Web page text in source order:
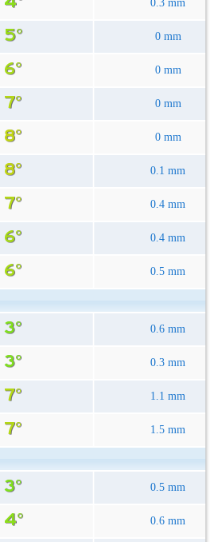
0.3 mm
0 mm
0 mm
0 mm
0 mm
0.1 mm
0.4 mm
0.4 mm
0.5 mm
0.6 mm
0.3 mm
1.1 mm
1.5 mm
0.5 mm
0.6 mm